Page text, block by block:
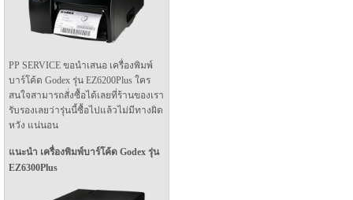
PP SERVICE ขอนำเสนอ เครื่องพิมพ์
บาร์โค้ด Godex รุ่น EZ6200Plus ใคร
สนใจสามารถสั่งซื้อได้เลยที่ร้านของเรา
รับรองเลยว่ารุ่นนี้ซื้อไปแล้วไม่มีทางผิด
หวัง แน่นอน
แนะนำ เครื่องพิมพ์บาร์โค้ด Godex รุ่น
EZ6300Plus